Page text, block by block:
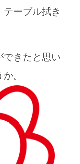
ーブル拭き
できたと思い
。